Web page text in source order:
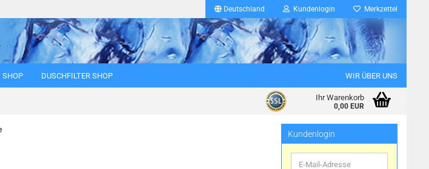
Deutschland Kundenlogin Merkzettel
SHOP DUSCHFILTER SHOP WIR ÜBER UNS
Ihr Warenkorb
0,00 EUR
Kundenlogin
E-